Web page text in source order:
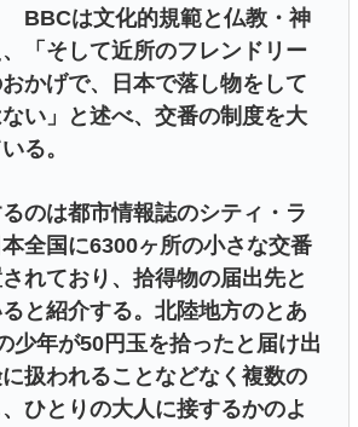
BBCは文化的規範と仏教・神
「そして近所のフレンドリー
かげで、日本で落し物をして
い」と述べ、交番の制度を大
る。
のは都市情報誌のシティ・ラ
全国に6300ヶ所の小さな交番
れており、拾得物の届出先と
と紹介する。北陸地方のとあ
少年が50円玉を拾ったと届け出
扱われることなどなく複数の
ひとりの大人に接するかのよ